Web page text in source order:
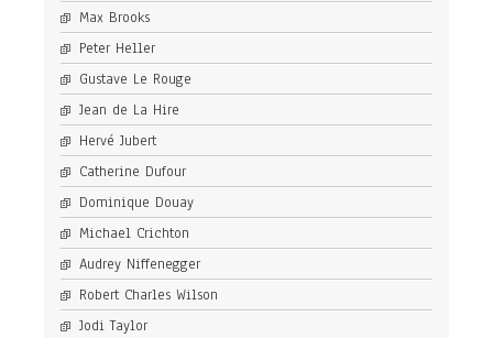
Max Brooks
Peter Heller
Gustave Le Rouge
Jean de La Hire
Hervé Jubert
Catherine Dufour
Dominique Douay
Michael Crichton
Audrey Niffenegger
Robert Charles Wilson
Jodi Taylor